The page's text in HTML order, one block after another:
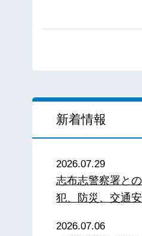
新着情報
2026.07.29
志布志警察署と
犯、防災、交通
2026.07.06